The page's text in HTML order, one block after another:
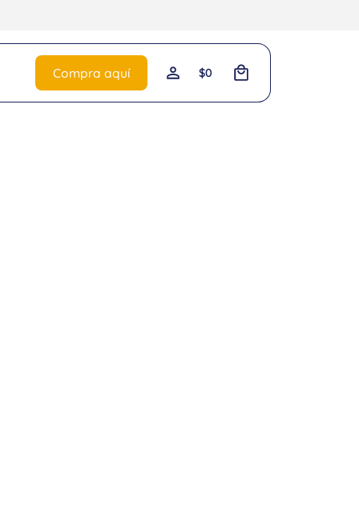
Compra aquí $0